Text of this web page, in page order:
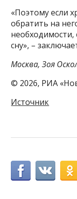
«Поэтому если
обратить на
необходимости,
сну», –
Москва, Зоя
© 2026, РИА
Источник